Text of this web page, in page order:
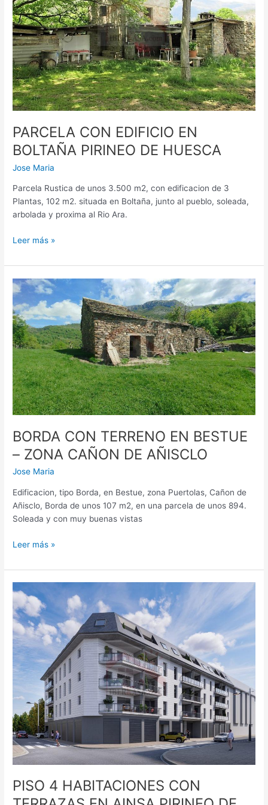
PARCELA CON EDIFICIO EN
BOLTAÑA PIRINEO DE HUESCA
Jose Maria
Parcela Rustica de unos 3.500 m2, con edificacion de 3
Plantas, 102 m2. situada en Boltaña, junto al pueblo, soleada,
arbolada y proxima al Rio Ara.
DE
HUESCA
Leer más »
BORDA CON TERRENO EN BESTUE
– ZONA CAÑON DE AÑISCLO
Jose Maria
Edificacion, tipo Borda, en Bestue, zona Puertolas, Cañon de
Añisclo, Borda de unos 107 m2, en una parcela de unos 894.
Soleada y con muy buenas vistas
BORDA
CON
TERRENO
EN
BESTUE
–
ZONA
CAÑON
DE
AÑISCLO
Leer más »
PISO 4 HABITACIONES CON
PISO
4
HABITACIONES
CON
TERRAZAS
EN
AINSA
PIRINEO
DE
HUESCA